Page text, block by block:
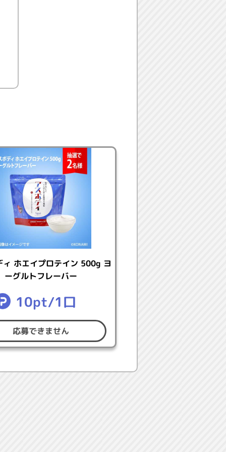
にログインして、ご登録く
ィ ホエイプロテイン 500g ヨ
ーグルトフレーバー
10pt/1口
応募できません